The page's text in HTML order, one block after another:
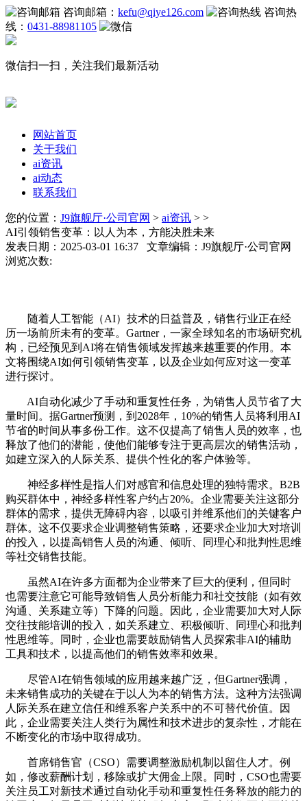
咨询邮箱： kefu@qiye126.com
咨询热
线： 0431-88981105
微信扫一扫，关注我们最新活动
网站首页
关于我们
ai资讯
ai动态
联系我们
您的位置： J9旗舰厅·公司官网 > ai资讯 > >
AI引领销售变革：以人为本，方能决胜未来
发表日期：2025-03-01 16:37 文章编辑：J9旗舰厅·公司官网
浏览次数:
随着人工智能（AI）技术的日益普及，销售行业正在经
历一场前所未有的变革。Gartner，一家全球知名的市场研究机
构，已经预见到AI将在销售领域发挥越来越重要的作用。本
文将围绕AI如何引领销售变革，以及企业如何应对这一变革
进行探讨。
AI自动化减少了手动和重复性任务，为销售人员节省了大
量时间。据Gartner预测，到2028年，10%的销售人员将利用AI
节省的时间从事多份工作。这不仅提高了销售人员的效率，也
释放了他们的潜能，使他们能够专注于更高层次的销售活动，
如建立深入的人际关系、提供个性化的客户体验等。
神经多样性是指人们对感官和信息处理的独特需求。B2B
购买群体中，神经多样性客户约占20%。企业需要关注这部分
群体的需求，提供无障碍内容，以吸引并维系他们的关键客户
群体。这不仅要求企业调整销售策略，还要求企业加大对培训
的投入，以提高销售人员的沟通、倾听、同理心和批判性思维
等社交销售技能。
虽然AI在许多方面都为企业带来了巨大的便利，但同时
也需要注意它可能导致销售人员分析能力和社交技能（如有效
沟通、关系建立等）下降的问题。因此，企业需要加大对人际
交往技能培训的投入，如关系建立、积极倾听、同理心和批判
性思维等。同时，企业也需要鼓励销售人员探索非AI的辅助
工具和技术，以提高他们的销售效率和效果。
尽管AI在销售领域的应用越来越广泛，但Gartner强调，
未来销售成功的关键在于以人为本的销售方法。这种方法强调
人际关系在建立信任和维系客户关系中的不可替代价值。因
此，企业需要关注人类行为属性和技术进步的复杂性，才能在
不断变化的市场中取得成功。
首席销售官（CSO）需要调整激励机制以留住人才。例
如，修改薪酬计划，移除或扩大佣金上限。同时，CSO也需要
关注员工对新技术通过自动化手动和重复性任务释放的能力的